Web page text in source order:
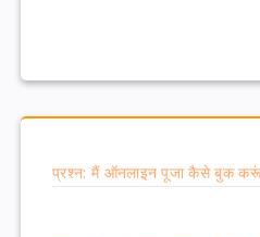
प्रश्न: मैं ऑनलाइन पूजा कैसे बुक